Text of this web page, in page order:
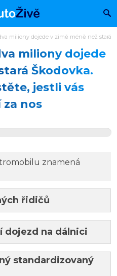
miliony dojede v zimě méně než stará
miliony dojede
Škodovka.
jestli vás
nos
znamená
řidičů
dojezd na dálnici
standardizovaný